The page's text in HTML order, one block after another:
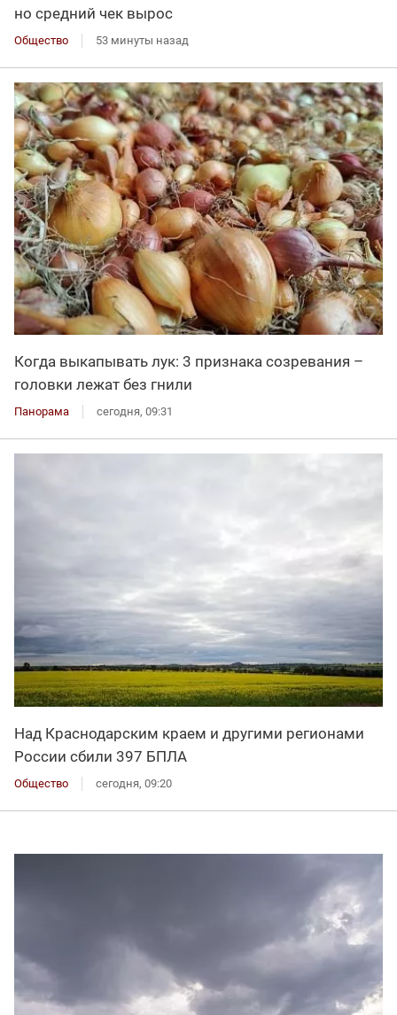
но средний чек вырос
Общество 53 минуты назад
Когда выкапывать лук: 3 признака созревания –
головки лежат без гнили
Панорама сегодня, 09:31
Над Краснодарским краем и другими регионами
России сбили 397 БПЛА
Общество сегодня, 09:20